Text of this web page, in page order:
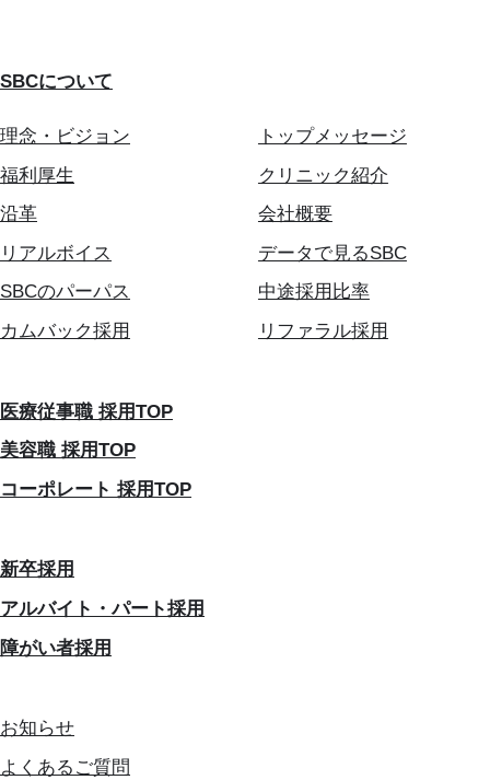
SBCについて
理念・ビジョン
トップメッセージ
福利厚生
クリニック紹介
沿革
会社概要
リアルボイス
データで見るSBC
SBCのパーパス
中途採用比率
カムバック採用
リファラル採用
医療従事職 採用TOP
美容職 採用TOP
コーポレート 採用TOP
新卒採用
アルバイト・パート採用
障がい者採用
お知らせ
よくあるご質問